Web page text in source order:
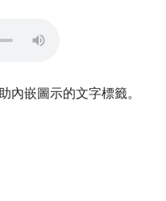
內嵌圖示的文字標籤。